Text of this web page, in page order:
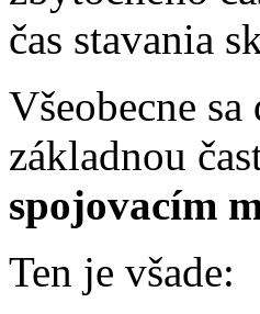
čas stavania
Všeobecne
základnou
spojovacím
Ten je všade: